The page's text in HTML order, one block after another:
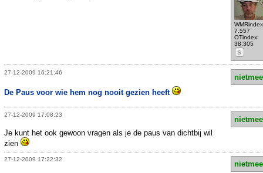
7.557
OTindex:
38.305
S
27-12-2009 16:21:46
De Paus voor wie hem nog nooit gezien heeft
27-12-2009 17:08:23
Je kunt het ook gewoon vragen als je de paus van dichtbij wil
zien
27-12-2009 17:22:32